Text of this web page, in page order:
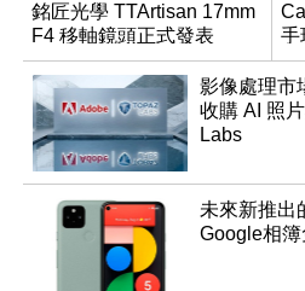
銘匠光學 TTArtisan 17mm
F4 移軸鏡頭正式發表
手
影像處理市
收購 AI 照
Labs
未來新推出
Google相簿